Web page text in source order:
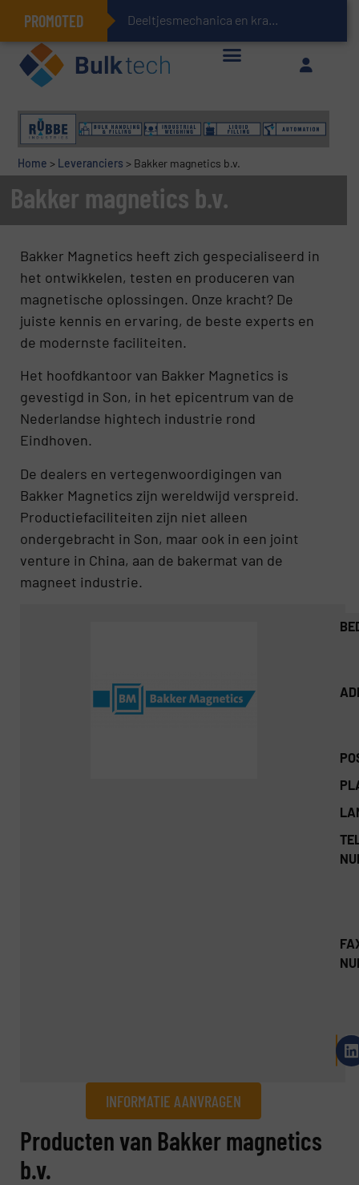
PROMOTED Deeltjesmechanica en krachtnetwerken in
Geïntegreerde doserings- en weegsystemen: Efficiëntie, kwaliteit en duurzaamheid in één oogopslag
Home > Leveranciers > Bakker magnetics b.v.
Bakker magnetics b.v.
Bakker Magnetics heeft zich gespecialiseerd in
het ontwikkelen, testen en produceren van
magnetische oplossingen. Onze kracht? De
juiste kennis en ervaring, de beste experts en
de modernste faciliteiten.
Het hoofdkantoor van Bakker Magnetics is
gevestigd in Son, in het epicentrum van de
Nederlandse hightech industrie rond
Eindhoven.
De dealers en vertegenwoordigingen van
Bakker Magnetics zijn wereldwijd verspreid.
Productiefaciliteiten zijn niet alleen
ondergebracht in Son, maar ook in een joint
venture in China, aan de bakermat van de
magneet industrie.
INFORMATIE AANVRAGEN
Informatie aanvragen
Naam
Producten van Bakker magnetics
b.v.